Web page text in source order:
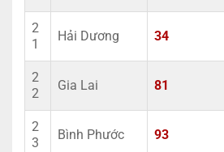
2
1
Hải Dương 34
2
2
Gia Lai 81
2
3
Bình Phước 93